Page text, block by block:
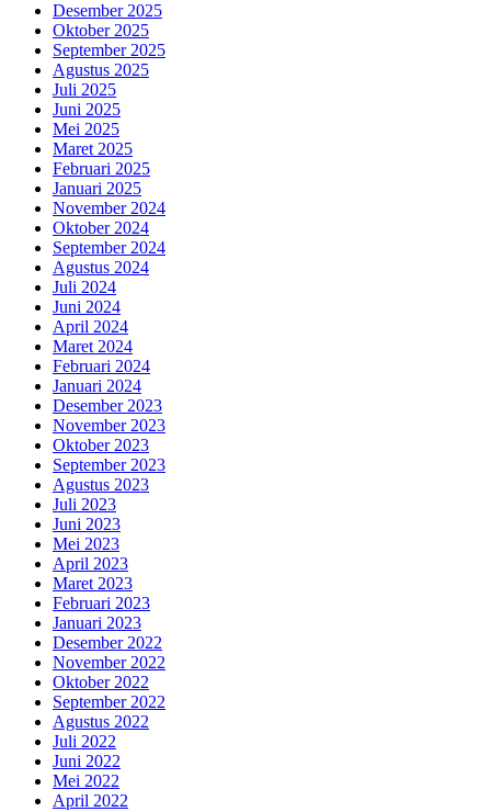
Desember 2025
Oktober 2025
September 2025
Agustus 2025
Juli 2025
Juni 2025
Mei 2025
Maret 2025
Februari 2025
Januari 2025
November 2024
Oktober 2024
September 2024
Agustus 2024
Juli 2024
Juni 2024
April 2024
Maret 2024
Februari 2024
Januari 2024
Desember 2023
November 2023
Oktober 2023
September 2023
Agustus 2023
Juli 2023
Juni 2023
Mei 2023
April 2023
Maret 2023
Februari 2023
Januari 2023
Desember 2022
November 2022
Oktober 2022
September 2022
Agustus 2022
Juli 2022
Juni 2022
Mei 2022
April 2022